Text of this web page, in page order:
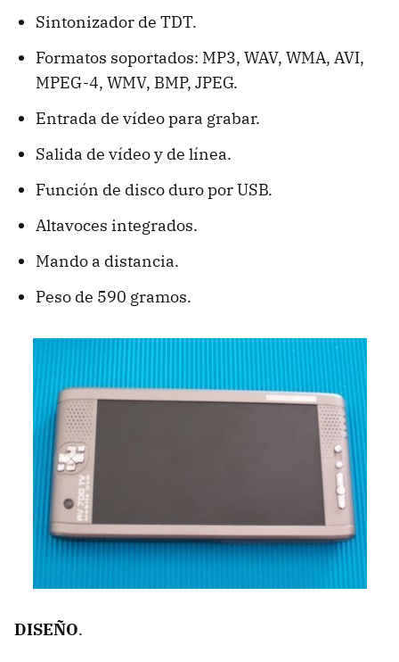
Sintonizador de TDT.
Formatos soportados: MP3, WAV, WMA, AVI,
MPEG-4, WMV, BMP, JPEG.
Entrada de vídeo para grabar.
Salida de vídeo y de línea.
Función de disco duro por USB.
Altavoces integrados.
Mando a distancia.
Peso de 590 gramos.
DISEÑO.